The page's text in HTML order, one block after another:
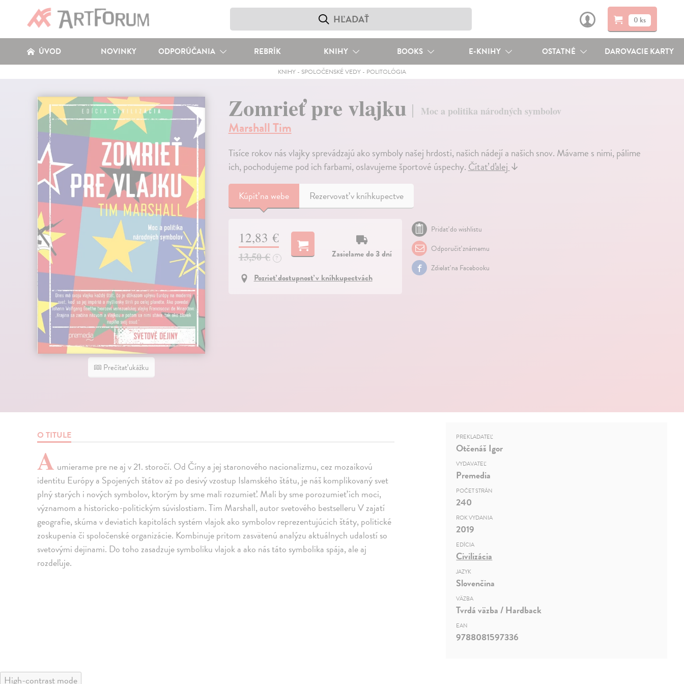
0 ks
ÚVOD NOVINKY ODPORÚČANIA REBRÍK KNIHY BOOKS E-KNIHY OSTATNÉ DAROVACIE KARTY
KNIHY- SPOLOČENSKÉ VEDY- POLITOLÓGIA
Prečítať ukážku
Zomrieť pre vlajku Moc a politika národných symbolov
Marshall Tim
Tisíce rokov nás vlajky sprevádzajú ako symboly našej hrdosti, našich nádejí a našich snov. Mávame s nimi, pálime
ich, pochodujeme pod ich farbami, oslavujeme športové úspechy.Čítať ďalej↓
Kúpiťna webe Rezervovať v kníhkupectve
12,83 €
13,50 € ?
Zasielame do 3 dní
Pozrieť dostupnosť v kníhkupectvách
Pridať do wishlistu
Odporučiť známemu
Zdielať na Facebooku
O TITULE
A umierame pre ne aj v 21. storočí. Od Číny a jej staronového nacionalizmu, cez mozaikovú
identitu Európy a Spojených štátov až po desivý vzostup Islamského štátu, je náš komplikovaný svet
plný starých i nových symbolov, ktorým by sme mali rozumieť. Mali by sme porozumieť ich moci,
významom a historicko-politickým súvislostiam. Tim Marshall, autor svetového bestselleru V zajatí
geografie, skúma v deviatich kapitolách systém vlajok ako symbolov reprezentujúcich štáty, politické
zoskupenia či spoločenské organizácie. Kombinuje pritom zasvätenú analýzu aktuálnych udalostí so
svetovými dejinami. Do toho zasadzuje symboliku vlajok a ako nás táto symbolika spája, ale aj
rozdeľuje.
PREKLADATEĽ
Otčenáš Igor
VYDAVATEĽ
Premedia
POČET STRÁN
240
ROK VYDANIA
2019
EDÍCIA
Civilizácia
JAZYK
Slovenčina
VÄZBA
Tvrdá väzba / Hardback
EAN
9788081597336
High-contrast mode